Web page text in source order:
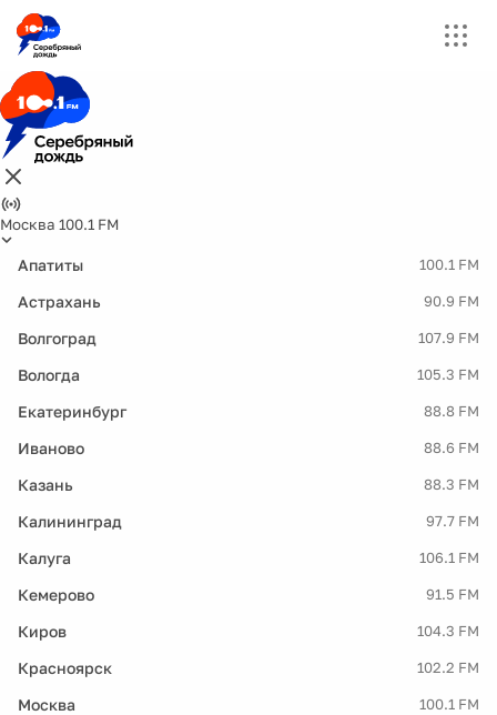
Москва 100.1 FM
Апатиты 100.1 FM
Астрахань 90.9 FM
Волгоград 107.9 FM
Вологда 105.3 FM
Екатеринбург 88.8 FM
Иваново 88.6 FM
Казань 88.3 FM
Калининград 97.7 FM
Калуга 106.1 FM
Кемерово 91.5 FM
Киров 104.3 FM
Красноярск 102.2 FM
Москва 100.1 FM